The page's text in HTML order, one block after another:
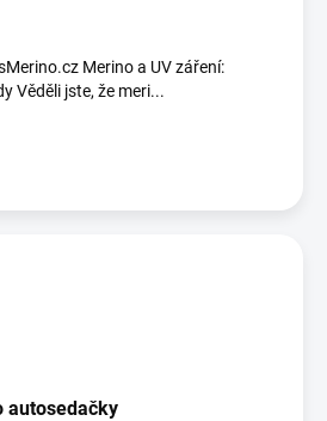
Merino a UV záření:
Věděli jste, že meri...
autosedačky